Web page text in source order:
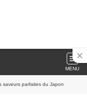
MENU
saveurs parfaites du Japon